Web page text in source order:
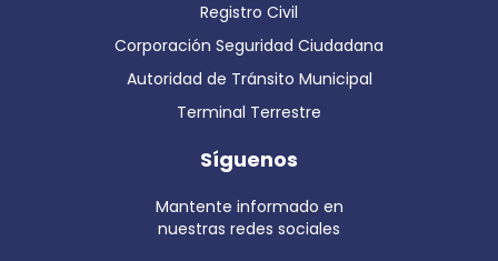
Registro Civil
Corporación Seguridad Ciudadana
Autoridad de Tránsito Municipal
Terminal Terrestre
Síguenos
Mantente informado en
nuestras redes sociales